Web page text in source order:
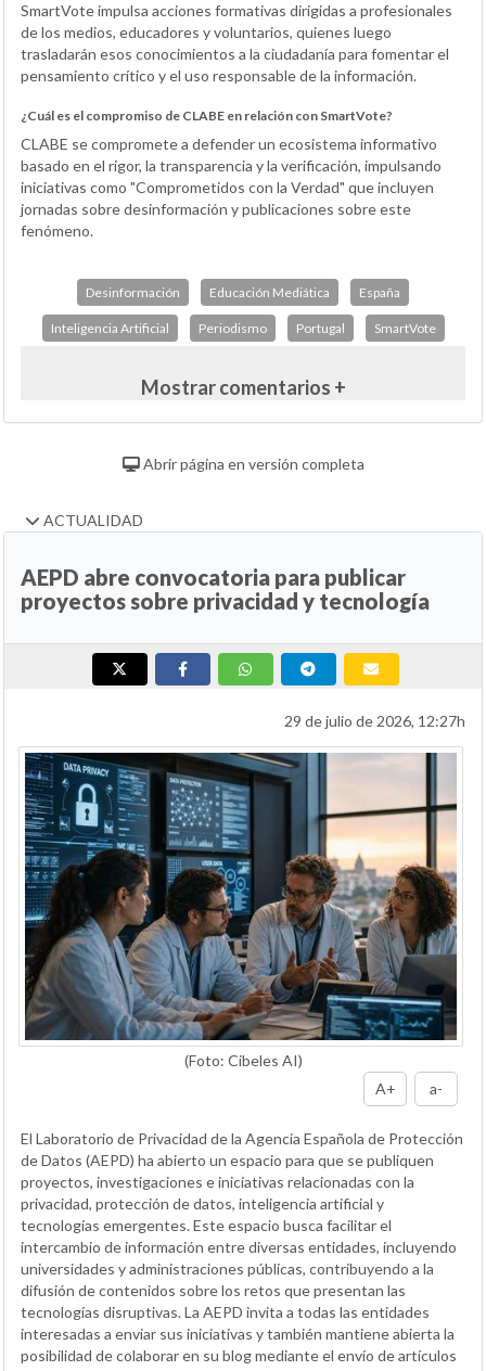
SmartVote impulsa acciones formativas dirigidas a profesionales
de los medios, educadores y voluntarios, quienes luego
trasladarán esos conocimientos a la ciudadanía para fomentar el
pensamiento crítico y el uso responsable de la información.
¿Cuál es el compromiso de CLABE en relación con SmartVote?
CLABE se compromete a defender un ecosistema informativo
basado en el rigor, la transparencia y la verificación, impulsando
iniciativas como "Comprometidos con la Verdad" que incluyen
jornadas sobre desinformación y publicaciones sobre este
fenómeno.
Desinformación Educación Mediática España
Inteligencia Artificial Periodismo Portugal SmartVote
Mostrar comentarios +
Abrir página en versión completa
ACTUALIDAD
AEPD abre convocatoria para publicar
proyectos sobre privacidad y tecnología
29 de julio de 2026, 12:27h
(Foto: Cibeles AI)
A+
a-
El Laboratorio de Privacidad de la Agencia Española de Protección
de Datos (AEPD) ha abierto un espacio para que se publiquen
proyectos, investigaciones e iniciativas relacionadas con la
privacidad, protección de datos, inteligencia artificial y
tecnologías emergentes. Este espacio busca facilitar el
intercambio de información entre diversas entidades, incluyendo
universidades y administraciones públicas, contribuyendo a la
difusión de contenidos sobre los retos que presentan las
tecnologías disruptivas. La AEPD invita a todas las entidades
interesadas a enviar sus iniciativas y también mantiene abierta la
posibilidad de colaborar en su blog mediante el envío de artículos